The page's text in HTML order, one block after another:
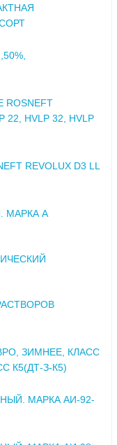
22, HVLP 32, HVLP
REVOLUX D3 LL
МАРКА А
ЗИМНЕЕ, КЛАСС
К5(ДТ-З-К5)
МАРКА АИ-92-